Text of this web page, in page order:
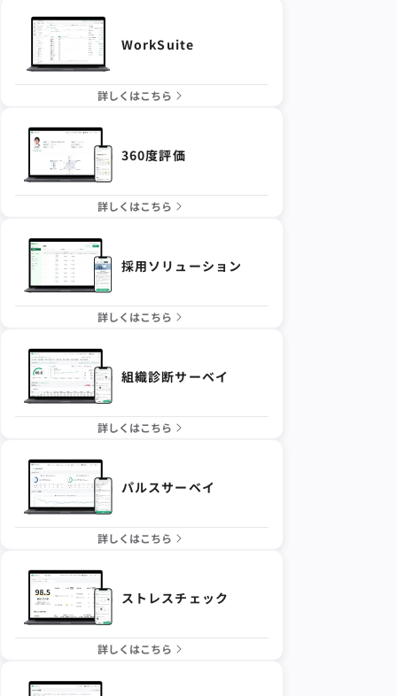
WorkSuite
詳しくはこちら
360度評価
詳しくはこちら
採用ソリューション
詳しくはこちら
組織診断サーベイ
詳しくはこちら
パルスサーベイ
詳しくはこちら
ストレスチェック
詳しくはこちら